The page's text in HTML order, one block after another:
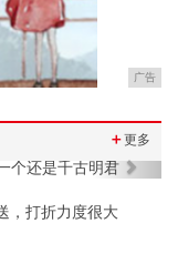
广告
＋更多
Next